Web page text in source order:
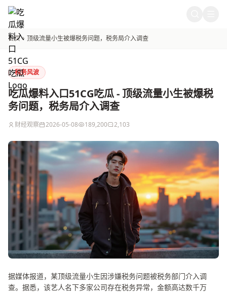
首页 顶级流量小生被爆税务问题，税务局介入调查
税务风波
吃瓜爆料入口51CG吃瓜 - 顶级流量小生被爆税
务问题，税务局介入调查
财经观察 2026-05-08 189,200 2,103
据媒体报道，某顶级流量小生因涉嫌税务问题被税务部门介入调
查。据悉，该艺人名下多家公司存在税务异常，金额高达数千万